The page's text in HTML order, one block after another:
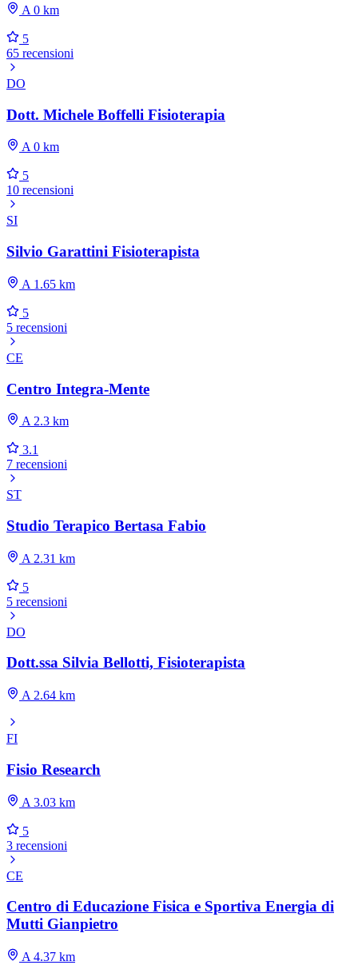
A 0 km
5
65 recensioni
DO
Dott. Michele Boffelli Fisioterapia
A 0 km
5
10 recensioni
SI
Silvio Garattini Fisioterapista
A 1.65 km
5
5 recensioni
CE
Centro Integra-Mente
A 2.3 km
3.1
7 recensioni
ST
Studio Terapico Bertasa Fabio
A 2.31 km
5
5 recensioni
DO
Dott.ssa Silvia Bellotti, Fisioterapista
A 2.64 km
FI
Fisio Research
A 3.03 km
5
3 recensioni
CE
Centro di Educazione Fisica e Sportiva Energia di
Mutti Gianpietro
A 4.37 km